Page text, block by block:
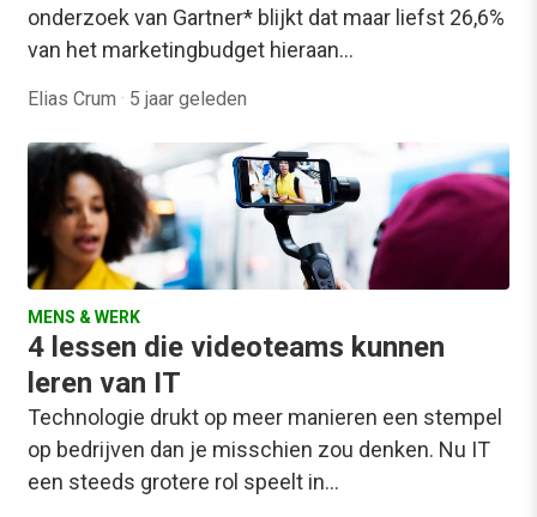
onderzoek van Gartner* blijkt dat maar liefst 26,6%
van het marketingbudget hieraan…
Elias Crum · 5 jaar geleden
MENS & WERK
4 lessen die videoteams kunnen
leren van IT
Technologie drukt op meer manieren een stempel
op bedrijven dan je misschien zou denken. Nu IT
een steeds grotere rol speelt in…